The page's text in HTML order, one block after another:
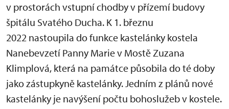
v prostorách vstupní chodby v přízemí budovy
špitálu Svatého Ducha. K 1. březnu
2022 nastoupila do funkce kastelánky kostela
Nanebevzetí Panny Marie v Mostě Zuzana
Klimplová, která na památce působila do té doby
jako zástupkyně kastelánky. Jedním z plánů nové
kastelánky je navýšení počtu bohoslužeb v kostele.